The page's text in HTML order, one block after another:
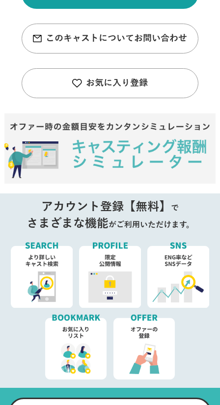
このキャストについてお問い合わせ
お気に入り登録
アカウント登録【無料】 で
さまざまな機能がご利用いただけます。